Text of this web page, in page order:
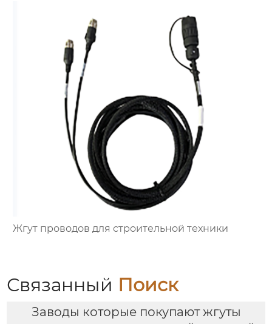
Жгут проводов для строительной техники
Связанный Поиск
Заводы которые покупают жгуты